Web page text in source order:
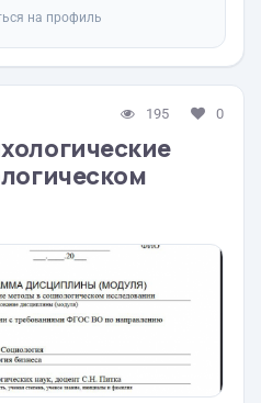
на профиль
195 0